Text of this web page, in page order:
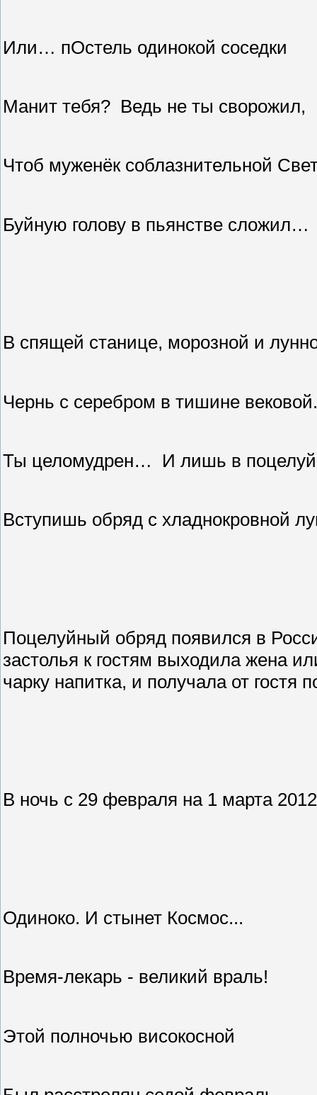
Или… пОстель одинокой соседки
Манит тебя? Ведь не ты сворожил,
Чтоб муженёк соблазнительной
Буйную голову в пьянстве сложил…
В спящей станице, морозной и
Чернь с серебром в тишине вековой.
Ты целомудрен… И лишь в
Вступишь обряд с хладнокровной
Поцелуйный обряд появился в
застолья к гостям выходила жена
чарку напитка, и получала от гостя
В ночь с 29 февраля на 1 марта 2012
Одиноко. И стынет Космос...
Время-лекарь - великий враль!
Этой полночью високосной